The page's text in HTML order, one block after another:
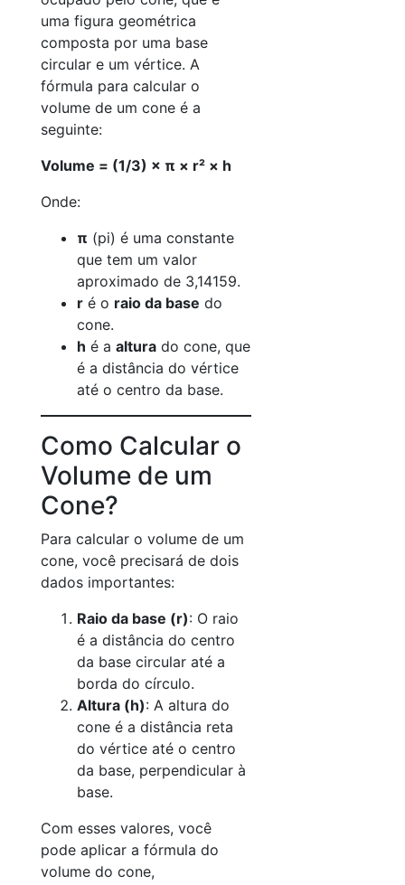
uma figura geométrica
composta por uma base
circular e um vértice. A
fórmula para calcular o
volume de um cone é a
seguinte:
Volume = (1/3) × π × r² × h
Onde:
π (pi) é uma constante
que tem um valor
aproximado de 3,14159.
r é o raio da base do
cone.
h é a altura do cone, que
é a distância do vértice
até o centro da base.
Como Calcular o
Volume de um
Cone?
Para calcular o volume de um
cone, você precisará de dois
dados importantes:
Raio da base (r): O raio
é a distância do centro
da base circular até a
borda do círculo.
Altura (h): A altura do
cone é a distância reta
do vértice até o centro
da base, perpendicular à
base.
Com esses valores, você
pode aplicar a fórmula do
volume do cone,